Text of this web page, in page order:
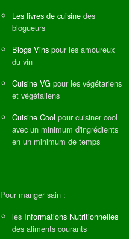
Les livres de cuisine des
blogueurs
Blogs Vins pour les amoureux
du vin
Cuisine VG pour les végétariens
et végétaliens
Cuisine Cool pour cuisiner cool
avec un minimum d'ingrédients
en un minimum de temps
Pour manger sain :
les Informations Nutritionnelles
des aliments courants